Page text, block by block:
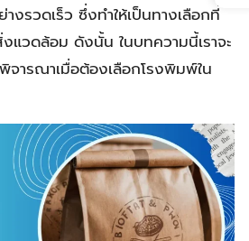
งรวดเร็ว ซึ่งทำให้เป็นทางเลือกที่
แวดล้อม ดังนั้น ในบทความนี้เราจะ
ารณาเมื่อต้องเลือกโรงพิมพ์ใน